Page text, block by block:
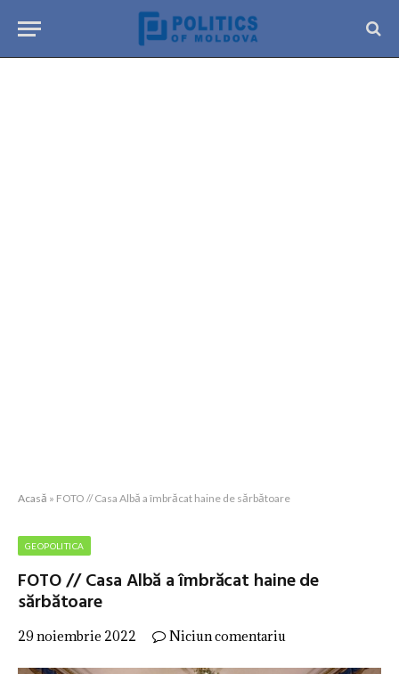
Acasă » FOTO // Casa Albă a îmbrăcat haine de sărbătoare
GEOPOLITICA
FOTO // Casa Albă a îmbrăcat haine de
sărbătoare
29 noiembrie 2022 Niciun comentariu